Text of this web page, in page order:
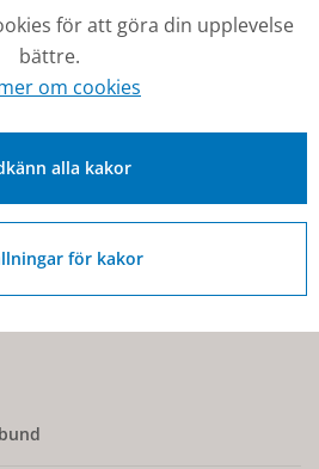
1728
för att göra din upplevelse
bättre.
om cookies
alla kakor
för kakor